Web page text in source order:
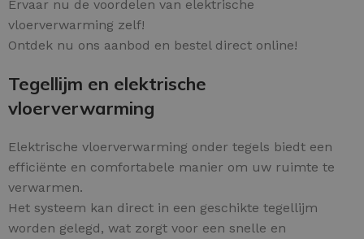
Ervaar nu de voordelen van elektrische
vloerverwarming zelf!
Ontdek nu ons aanbod en bestel direct online!
Tegellijm en elektrische
vloerverwarming
Elektrische vloerverwarming onder tegels biedt een
efficiënte en comfortabele manier om uw ruimte te
verwarmen.
Het systeem kan direct in een geschikte tegellijm
worden gelegd, wat zorgt voor een snelle en